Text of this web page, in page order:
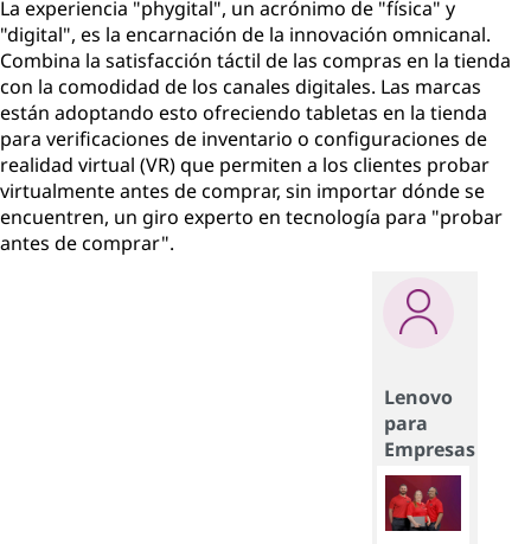
La experiencia "phygital", un acrónimo de "física" y
"digital", es la encarnación de la innovación omnicanal.
Combina la satisfacción táctil de las compras en la tienda
con la comodidad de los canales digitales. Las marcas
están adoptando esto ofreciendo tabletas en la tienda
para verificaciones de inventario o configuraciones de
realidad virtual (VR) que permiten a los clientes probar
virtualmente antes de comprar, sin importar dónde se
encuentren, un giro experto en tecnología para "probar
antes de comprar".
Lenovo
para
Empresas